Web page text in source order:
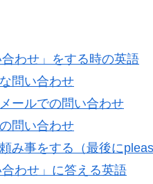
わせ」をする時の英語
問い合わせ
ールでの問い合わせ
問い合わせ
み事をする（最後に
わせ」に答える英語